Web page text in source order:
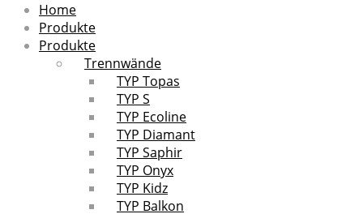
Home
Produkte
Produkte
Trennwände
TYP Topas
TYP S
TYP Ecoline
TYP Diamant
TYP Saphir
TYP Onyx
TYP Kidz
TYP Balkon